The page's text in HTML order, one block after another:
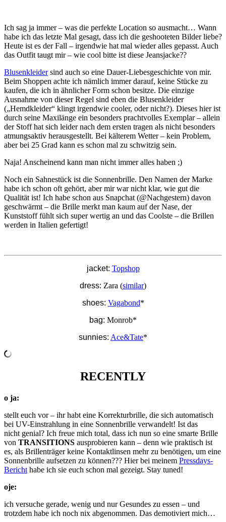
Ich sag ja immer – was die perfekte Location so ausmacht… Wann
habe ich das letzte Mal gesagt, dass ich die geshooteten Bilder liebe?
Heute ist es der Fall – irgendwie hat mal wieder alles gepasst. Auch
das Outfit taugt mir – wie cool bitte ist diese Jeansjacke??
Blusenkleidersind auch so eine Dauer-Liebesgeschichte von mir.
Beim Shoppen achte ich nämlich immer darauf, keine Stücke zu
kaufen, die ich in ähnlicher Form schon besitze. Die einzige
Ausnahme von dieser Regel sind eben die Blusenkleider
(„Hemdkleider“ klingt irgendwie cooler, oder nicht?). Dieses hier ist
durch seine Maxilänge ein besonders prachtvolles Exemplar – allein
der Stoff hat sich leider nach dem ersten tragen als nicht besonders
atmungsaktiv herausgestellt. Bei kälterem Wetter – kein Problem,
aber bei 25 Grad kann es schon mal zu schwitzig sein.
Naja! Anscheinend kann man nicht immer alles haben ;)
Noch ein Sahnestück ist die Sonnenbrille. Den Namen der Marke
habe ich schon oft gehört, aber mir war nicht klar, wie gut die
Qualität ist! Ich habe schon aus Snapchat (@Nachgestern) davon
geschwärmt – die Brille merkt man kaum auf der Nase, der
Kunststoff fühlt sich super wertig an und das Coolste – die Brillen
werden in Italien gefertigt!
jacket: Topshop
dress: Zara (similar)
shoes: Vagabond*
bag: Monrob*
sunnies: Ace&Tate*
RECENTLY
o ja:
stellt euch vor – ihr habt eine Korrekturbrille, die sich automatisch
bei UV-Einstrahlung in eine Sonnenbrille verwandelt! Ist das
nicht genial? Ich freue mich total, dass ich nun so eine smarte Brille
von TRANSITIONS ausprobieren kann – denn wie praktisch ist
es, als Brillenträger keine Kontaktlinsen mehr zu benötigen, um eine
Sonnenbrille aufsetzen zu können??? Hier bei meinem Pressdays-
Bericht habe ich sie euch schon mal gezeigt. Stay tuned!
oje:
ich versuche gerade, wenig und nur Gesundes zu essen – und
trotzdem habe ich noch nix abgenommen. Das demotiviert mich…